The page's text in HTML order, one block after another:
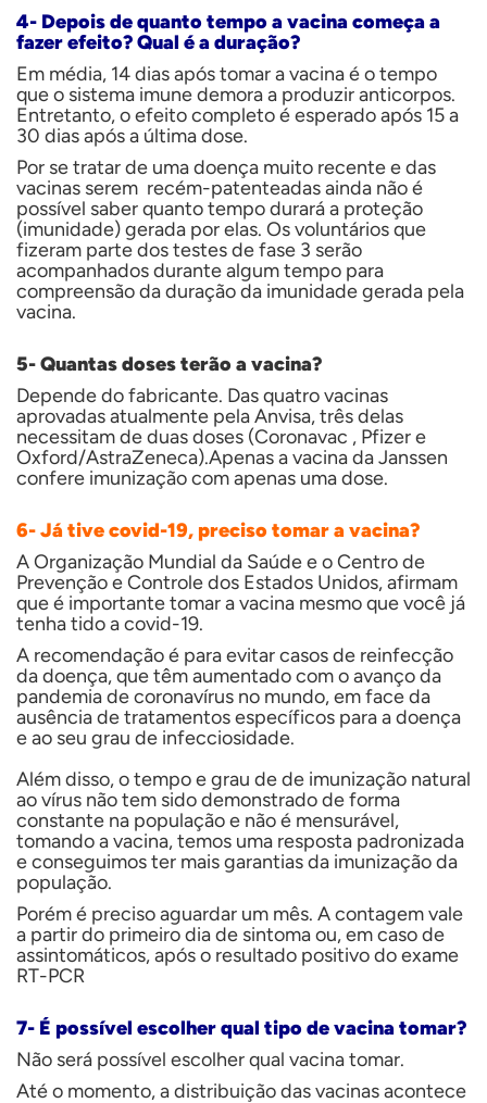
4- Depois de quanto tempo a vacina começa a
fazer efeito? Qual é a duração?
Em média, 14 dias após tomar a vacina é o tempo
que o sistema imune demora a produzir anticorpos.
Entretanto, o efeito completo é esperado após 15 a
30 dias após a última dose.
Por se tratar de uma doença muito recente e das
vacinas serem recém-patenteadas ainda não é
possível saber quanto tempo durará a proteção
(imunidade) gerada por elas. Os voluntários que
fizeram parte dos testes de fase 3 serão
acompanhados durante algum tempo para
compreensãoda duração da imunidade gerada pela
vacina.
5- Quantas doses terão a vacina?
Depende do fabricante. Das quatro vacinas
aprovadas atualmente pela Anvisa, três delas
necessitam de duas doses (Coronavac , Pfizer e
Oxford/AstraZeneca).Apenas a vacina da Janssen
confere imunização com apenas uma dose.
6- Já tive covid-19, preciso tomar a vacina?
A Organização Mundial da Saúde e o Centro de
Prevenção e Controle dos Estados Unidos, afirmam
que é importante tomar a vacina mesmo que você já
tenha tido a covid-19.
A recomendação é para evitar casos de reinfecção
da doença, que têm aumentado com o avanço da
pandemia de coronavírus no mundo, em face da
ausência de tratamentos específicos para a doença
e ao seu grau de infecciosidade.
Além disso, o tempo e grau de de imunização natural
ao vírus não tem sido demonstrado de forma
constante na população e não é mensurável,
tomando a vacina, temos uma resposta padronizada
e conseguimos ter mais garantias da imunização da
população.
Porém é preciso aguardar um mês. A contagem vale
a partir do primeiro dia de sintoma ou, em caso de
assintomáticos, após o resultado positivo do exame
RT-PCR
7- É possível escolher qual tipo de vacina tomar?
Não será possível escolher qual vacina tomar.
Até o momento, a distribuição das vacinas acontece